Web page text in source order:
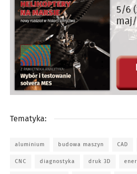
Tematyka:
aluminium budowa maszyn CAD
CNC diagnostyka druk 3D